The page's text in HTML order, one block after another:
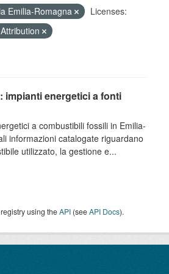
Emilia-Romagna
Licenses:
impianti energetici a fonti
a combustibili fossili in Emilia-
informazioni catalogate riguardano
utilizzato, la gestione e...
using theAPI (seeAPI Docs).